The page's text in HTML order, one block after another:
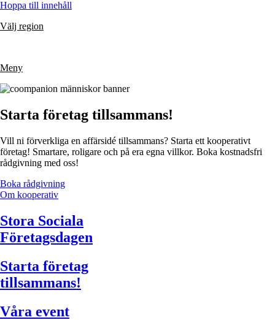
Hoppa till innehåll
Välj region
Meny
Starta företag tillsammans!
Vill ni förverkliga en affärsidé tillsammans? Starta ett kooperativt
företag! Smartare, roligare och på era egna villkor. Boka kostnadsfri
rådgivning med oss!
Boka rådgivning
Om kooperativ
Stora Sociala
Företagsdagen
Starta företag
tillsammans!
Våra event